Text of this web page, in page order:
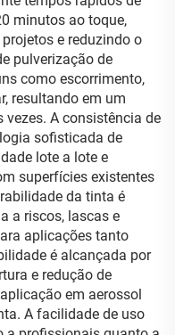
minutos ao toque,
e reduzindo o
pulverização de
como escorrimento,
resultando em um
A consistência de
sofisticada de
lote a lote e
superfícies existentes
da tinta é
a riscos, lascas e
aplicações tanto
é alcançada por
e redução de
em aerossol
A facilidade de uso